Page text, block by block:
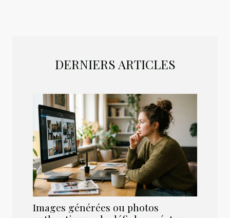
DERNIERS ARTICLES
Images générées ou photos